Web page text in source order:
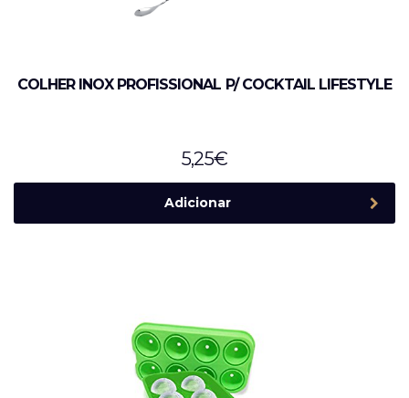
COLHER INOX PROFISSIONAL P/ COCKTAIL LIFESTYLE
5,25€
Adicionar